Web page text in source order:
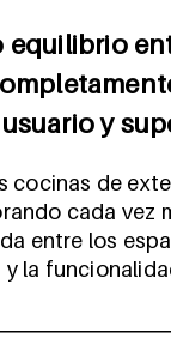
equilibrio
y
cocinas de
cada vez
entre los
la